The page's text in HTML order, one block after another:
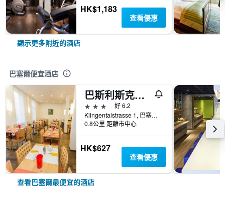
HK$1,183
查看優惠
顯示更多附近的酒店
巴塞爾便宜酒店
巴斯利斯克酒店
3星級
好 6.2
Klingentalstrasse 1, 巴塞爾, 巴塞爾城市州, 瑞士
0.8公里 距離市中心
HK$627
查看優惠
查看巴塞爾最便宜的酒店